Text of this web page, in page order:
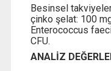
Besinsel
çinko şelat: 100
Enterococcus
CFU.
ANALİZ